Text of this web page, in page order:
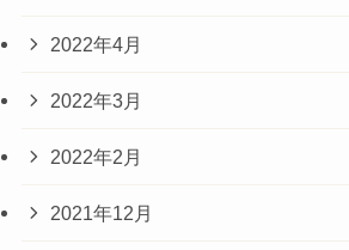
2022年4月
2022年3月
2022年2月
2021年12月